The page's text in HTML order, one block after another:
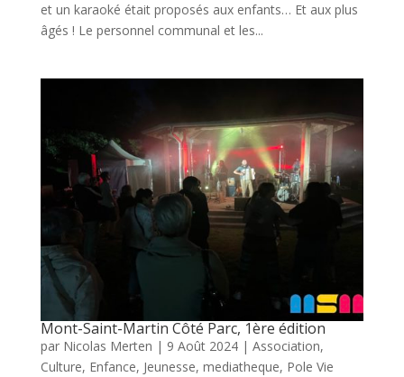
et un karaoké était proposés aux enfants… Et aux plus
âgés ! Le personnel communal et les...
Mont-Saint-Martin Côté Parc, 1ère édition
par Nicolas Merten | 9 Août 2024| Association,
Culture, Enfance, Jeunesse, mediatheque, Pole Vie